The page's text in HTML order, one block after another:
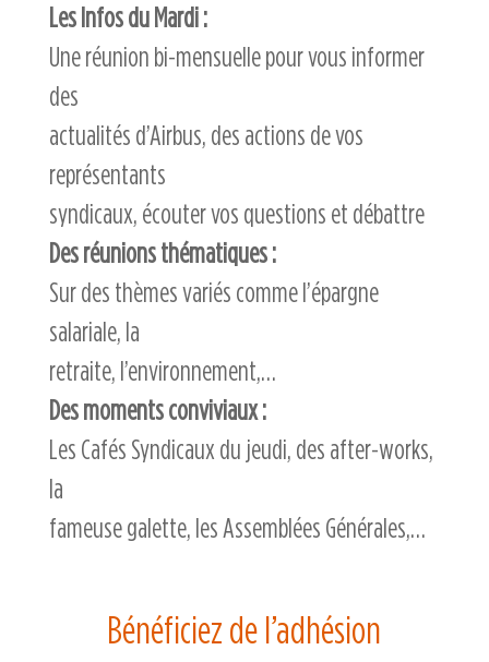
Les Infos du Mardi :
Une réunion bi-mensuelle pour vous informer
des
actualités d’Airbus, des actions de vos
représentants
syndicaux, écouter vos questions et débattre
Des réunions thématiques :
Sur des thèmes variés comme l’épargne
salariale, la
retraite, l’environnement,…
Des moments conviviaux :
Les Cafés Syndicaux du jeudi, des after-works,
la
fameuse galette, les Assemblées Générales,…
Bénéficiez de l’adhésion